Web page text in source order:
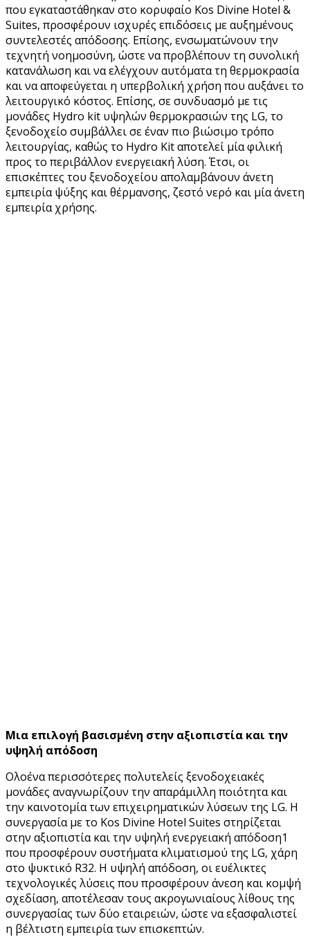
που εγκαταστάθηκαν στο κορυφαίο Kos Divine Hotel &
Suites, προσφέρουν ισχυρές επιδόσεις με αυξημένους
συντελεστές απόδοσης. Επίσης, ενσωματώνουν την
τεχνητή νοημοσύνη, ώστε να προβλέπουν τη συνολική
κατανάλωση και να ελέγχουν αυτόματα τη θερμοκρασία
και να αποφεύγεται η υπερβολική χρήση που αυξάνει το
λειτουργικό κόστος. Επίσης, σε συνδυασμό με τις
μονάδες Hydro kit υψηλών θερμοκρασιών της LG, το
ξενοδοχείο συμβάλλει σε έναν πιο βιώσιμο τρόπο
λειτουργίας, καθώς το Hydro Kit αποτελεί μία φιλική
προς το περιβάλλον ενεργειακή λύση. Έτσι, οι
επισκέπτες του ξενοδοχείου απολαμβάνουν άνετη
εμπειρία ψύξης και θέρμανσης, ζεστό νερό και μία άνετη
εμπειρία χρήσης.
Μια επιλογή βασισμένη στην αξιοπιστία και την
υψηλή απόδοση
Ολοένα περισσότερες πολυτελείς ξενοδοχειακές
μονάδες αναγνωρίζουν την απαράμιλλη ποιότητα και
την καινοτομία των επιχειρηματικών λύσεων της LG. Η
συνεργασία με το Kos Divine Hotel Suites στηρίζεται
στην αξιοπιστία και την υψηλή ενεργειακή απόδοση1
που προσφέρουν συστήματα κλιματισμού της LG, χάρη
στο ψυκτικό R32. Η υψηλή απόδοση, οι ευέλικτες
τεχνολογικές λύσεις που προσφέρουν άνεση και κομψή
σχεδίαση, αποτέλεσαν τους ακρογωνιαίους λίθους της
συνεργασίας των δύο εταιρειών, ώστε να εξασφαλιστεί
η βέλτιστη εμπειρία των επισκεπτών.